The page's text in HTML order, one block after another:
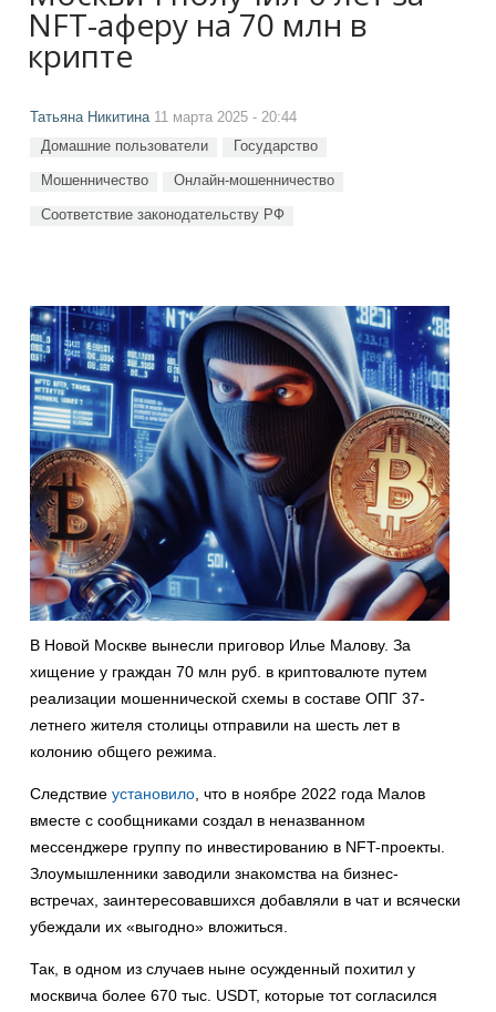
NFT-аферу на 70 млн в
крипте
Татьяна Никитина11 марта 2025 - 20:44
Домашние пользователи Государство
Мошенничество Онлайн-мошенничество
Соответствие законодательству РФ
В Новой Москве вынесли приговор Илье Малову. За
хищение у граждан 70 млн руб. в криптовалюте путем
реализации мошеннической схемы в составе ОПГ 37-
летнего жителя столицы отправили на шесть лет в
колонию общего режима.
Следствие установило, что в ноябре 2022 года Малов
вместе с сообщниками создал в неназванном
мессенджере группу по инвестированию в NFT-проекты.
Злоумышленники заводили знакомства на бизнес-
встречах, заинтересовавшихся добавляли в чат и всячески
убеждали их «выгодно» вложиться.
Так, в одном из случаев ныне осужденный похитил у
москвича более 670 тыс. USDT, которые тот согласился